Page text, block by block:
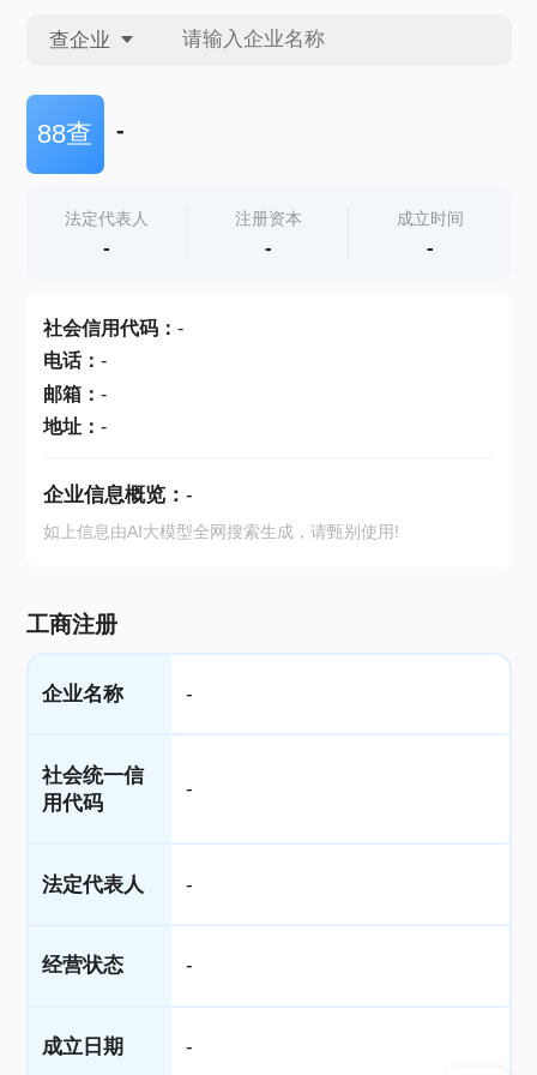
查企业
查企业
查产地
88查 -
法定代表人
-
注册资本
-
成立时间
-
社会信用代码： -
电话： -
邮箱： -
地址： -
企业信息概览： -
如上信息由AI大模型全网搜索生成，请甄别使用!
工商注册
企业名称 -
社会统一信
用代码
-
法定代表人 -
经营状态 -
成立日期 -